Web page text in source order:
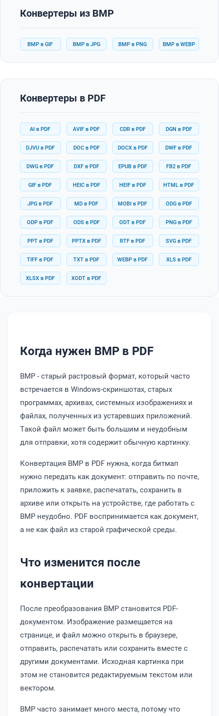
Конвертеры из BMP
BMP в GIF BMP в JPG BMP в PNG BMP в WEBP
Конвертеры в PDF
AI в PDF AVIF в PDF CDR в PDF DGN в PDF
DJVU в PDF DOC в PDF DOCX в PDF DWF в PDF
DWG в PDF DXF в PDF EPUB в PDF FB2 в PDF
GIF в PDF HEIC в PDF HEIF в PDF HTML в PDF
JPG в PDF MD в PDF MOBI в PDF ODG в PDF
ODP в PDF ODS в PDF ODT в PDF PNG в PDF
PPT в PDF PPTX в PDF RTF в PDF SVG в PDF
TIFF в PDF TXT в PDF WEBP в PDF XLS в PDF
XLSX в PDF XODT в PDF
Когда нужен BMP в PDF
BMP - старый растровый формат, который часто
встречается в Windows-скриншотах, старых
программах, архивах, системных изображениях и
файлах, полученных из устаревших приложений.
Такой файл может быть большим и неудобным
для отправки, хотя содержит обычную картинку.
Конвертация BMP в PDF нужна, когда битмап
нужно передать как документ: отправить по почте,
приложить к заявке, распечатать, сохранить в
архиве или открыть на устройстве, где работать с
BMP неудобно. PDF воспринимается как документ,
а не как файл из старой графической среды.
Что изменится после
конвертации
После преобразования BMP становится PDF-
документом. Изображение размещается на
странице, и файл можно открыть в браузере,
отправить, распечатать или сохранить вместе с
другими документами. Исходная картинка при
этом не становится редактируемым текстом или
вектором.
BMP часто занимает много места, потому что